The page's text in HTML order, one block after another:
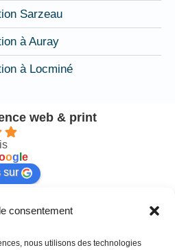
consentement
nous utilisons des technologies
Sarzeau
à Auray
à Locminé
web & print
og e
sur